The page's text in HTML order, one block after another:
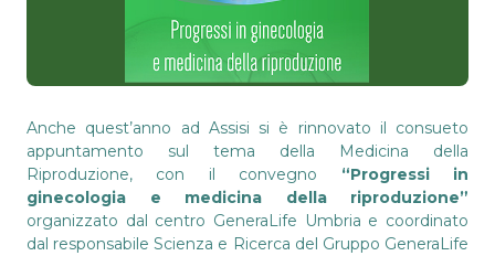
Anche quest’anno ad Assisi si è rinnovato il consueto
appuntamento sul tema della Medicina della
Riproduzione, con il convegno “Progressi in
ginecologia e medicina della riproduzione”
organizzato dal centro GeneraLife Umbria e coordinato
dal responsabile Scienza e Ricerca del Gruppo GeneraLife